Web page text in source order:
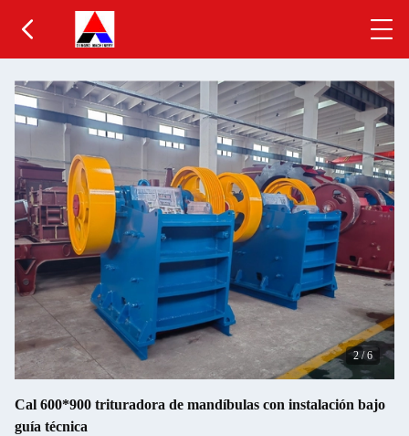
2/6
Cal 600*900 trituradora de mandíbulas con instalación bajo
guía técnica